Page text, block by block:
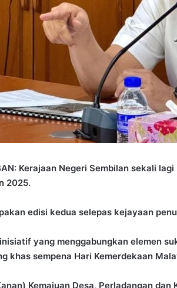
Kerajaan Negeri Sembilan sekali
2025.
edisi kedua selepas kejayaan
yang menggabungkan elemen
khas sempena Hari Kemerdekaan
Kemajuan Desa, Perladangan